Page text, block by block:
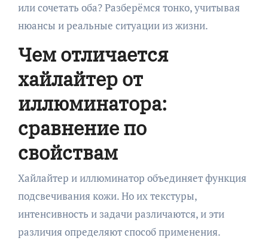
или сочетать оба? Разберёмся тонко, учитывая
нюансы и реальные ситуации из жизни.
Чем отличается
хайлайтер от
иллюминатора:
сравнение по
свойствам
Хайлайтер и иллюминатор объединяет функция
подсвечивания кожи. Но их текстуры,
интенсивность и задачи различаются, и эти
различия определяют способ применения.